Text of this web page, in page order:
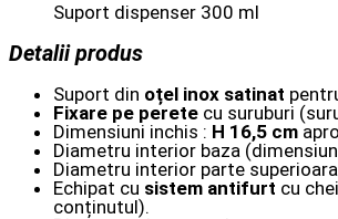
Suport dispenser 300 ml
Detalii produs
Suport din oțel inox satinat
Fixare pe perete cu suruburi
Dimensiuni inchis : H 16,5 cm
Diametru interior baza
Diametru interior parte superioara
Echipat cu sistem antifurt cu
conținutul).